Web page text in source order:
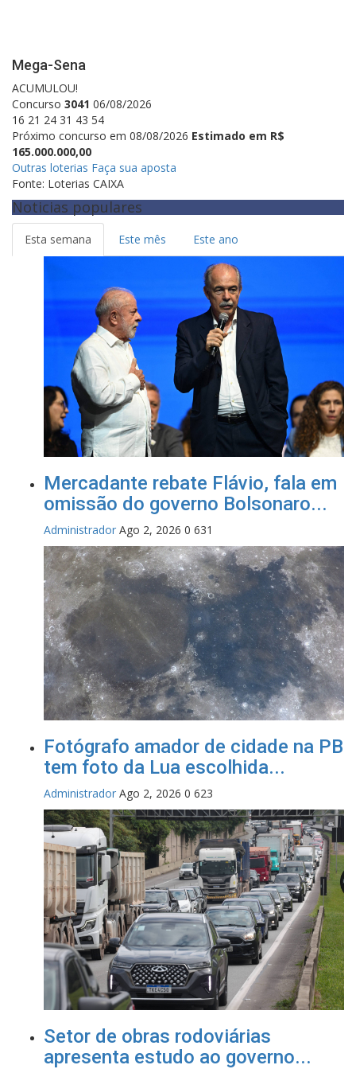
Mega-Sena
ACUMULOU!
Concurso 3041 06/08/2026
16 21 24 31 43 54
Próximo concurso em 08/08/2026 Estimado em R$
165.000.000,00
Outras loterias Faça sua aposta
Fonte: Loterias CAIXA
Noticias populares
Esta semana Este mês Este ano
Mercadante rebate Flávio, fala em
omissão do governo Bolsonaro...
Administrador Ago 2, 2026 0 631
Fotógrafo amador de cidade na PB
tem foto da Lua escolhida...
Administrador Ago 2, 2026 0 623
Setor de obras rodoviárias
apresenta estudo ao governo...